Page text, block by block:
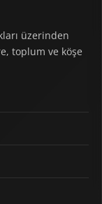
üzerinden
toplum ve köşe